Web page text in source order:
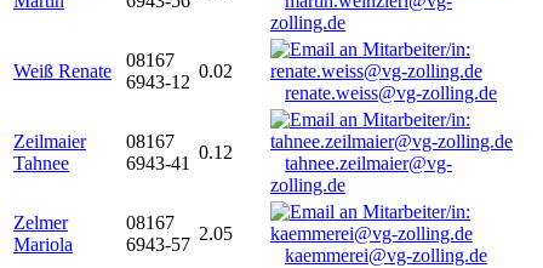
zolling.de
Weiß Renate
08167
6943-12
0.02
renate.weiss@vg-zolling.de
Zeilmaier
Tahnee
08167
6943-41
0.12
tahnee.zeilmaier@vg-
zolling.de
Zelmer
Mariola
08167
6943-57
2.05
kaemmerei@vg-zolling.de